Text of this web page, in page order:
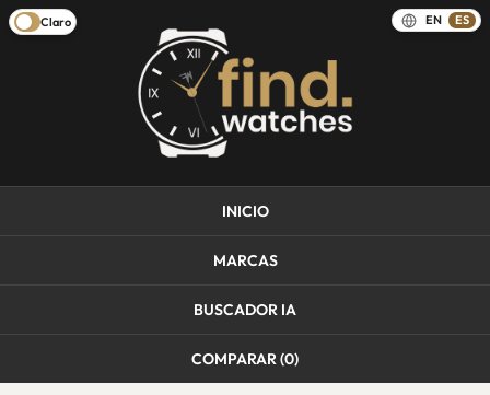
Claro EN ES
INICIO
MARCAS
BUSCADOR IA
COMPARAR (0)